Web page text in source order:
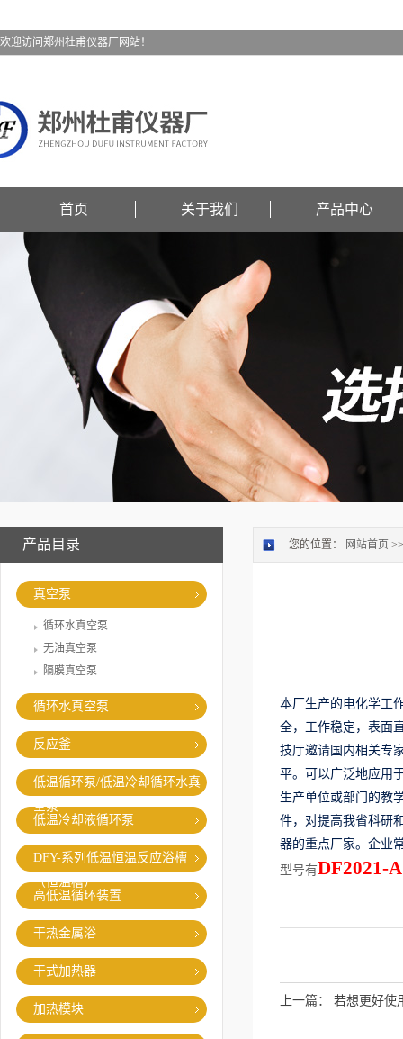
欢迎访问郑州杜甫仪器厂网站！
首页 关于我们 产品中心
产品目录
真空泵
循环水真空泵
无油真空泵
隔膜真空泵
循环水真空泵
反应釜
低温循环泵/低温冷却循环水真
空泵
低温冷却液循环泵
DFY-系列低温恒温反应浴槽
（恒温槽）
高低温循环装置
干热金属浴
干式加热器
加热模块
您的位置： 网站首页
本厂生产的电化学工
全，工作稳定，表面
技厅邀请国内相关专
平。可以广泛地应用
生产单位或部门的教
件，对提高我省科研
器的重点厂家。企业
型号有DF2021-
上一篇： 若想更好使